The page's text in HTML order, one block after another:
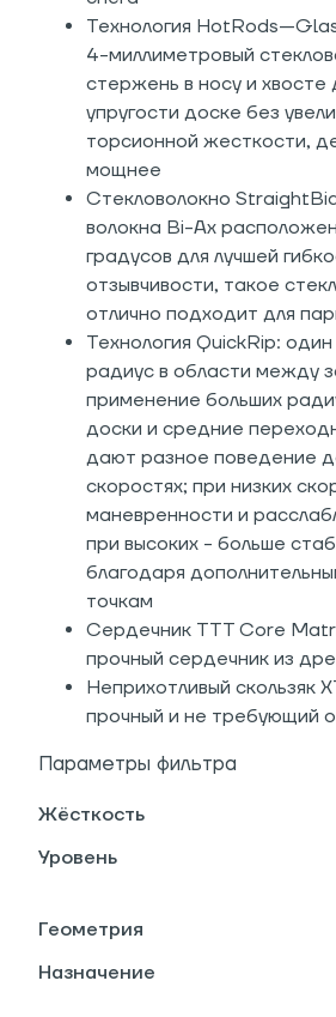
Технология
4-миллиметровый
стержень в носу и хвосте
упругости доске без
торсионной жесткости,
мощнее
Стекловолокно
волокна Bi-Ax
градусов для лучшей
отзывчивости, такое
отлично подходит для
Технология QuickRip:
радиус в области между
применение больших
доски и средние
дают разное поведение
скоростях; при низких
маневренности и
при высоких - больше
благодаря
точкам
Сердечник TTT Core
прочный сердечник из
Неприхотливый скользяк
прочный и не требующий
Параметры фильтра
Жёсткость
Уровень
Геометрия
Назначение